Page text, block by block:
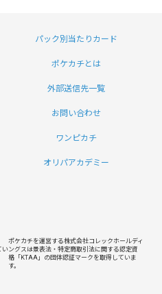
パック別当たりカード
ポケカチとは
外部送信先一覧
お問い合わせ
ワンピカチ
オリパアカデミー
い
ポケカチを運営する株式会社コレックホールディ
ングスは景表法・特定商取引法に関する認定資
格「KTAA」の団体認証マークを取得していま
す。